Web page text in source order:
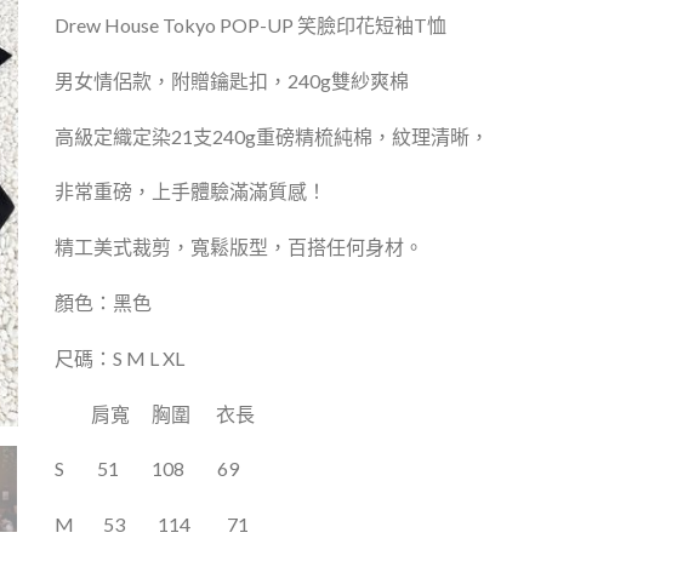
Drew House Tokyo POP-UP 笑臉印花短袖T恤
男女情侶款，附贈鑰匙扣， 240g雙紗爽棉
高級定織定染21支240g重磅精梳純棉，紋理清晰，
非常重磅，上手體驗滿滿質感！
精工美式裁剪，寬鬆版型，百搭任何身材。
顏色：黑色
尺碼：S M L XL
肩寬 胸圍 衣長
S 51 108 69
M 53 114 71